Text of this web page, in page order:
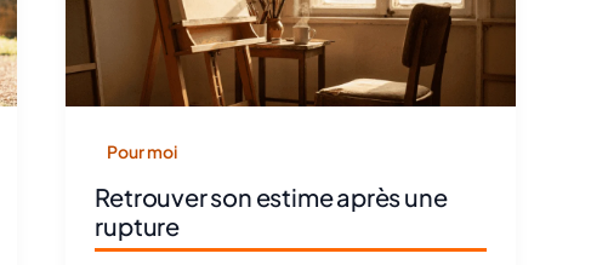
Pour moi
Retrouver son estime après une
rupture